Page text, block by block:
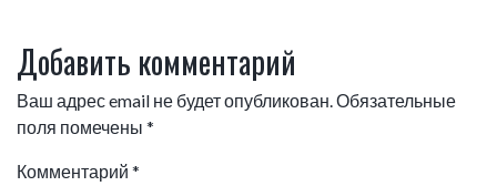
Добавить комментарий
Ваш адрес email не будет опубликован.Обязательные
поля помечены *
Комментарий *